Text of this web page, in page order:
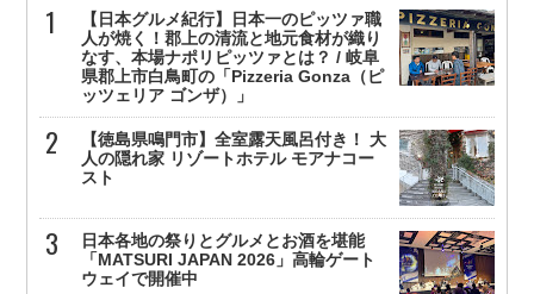
【日本グルメ紀行】日本一のピッツァ職
人が焼く！郡上の清流と地元食材が織り
なす、本場ナポリピッツァとは？ / 岐阜
県郡上市白鳥町の「Pizzeria Gonza（ピ
ッツェリア ゴンザ）」
【徳島県鳴門市】全室露天風呂付き！ 大
人の隠れ家 リゾートホテル モアナコー
スト
日本各地の祭りとグルメとお酒を堪能
「MATSURI JAPAN 2026」高輪ゲート
ウェイで開催中